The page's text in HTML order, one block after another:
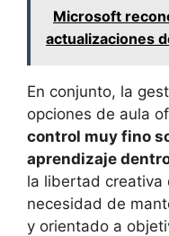
Microsoft
actualizaciones
En conjunto, la
opciones de aula
control muy fino
aprendizaje
la libertad creativa
necesidad de
y orientado a